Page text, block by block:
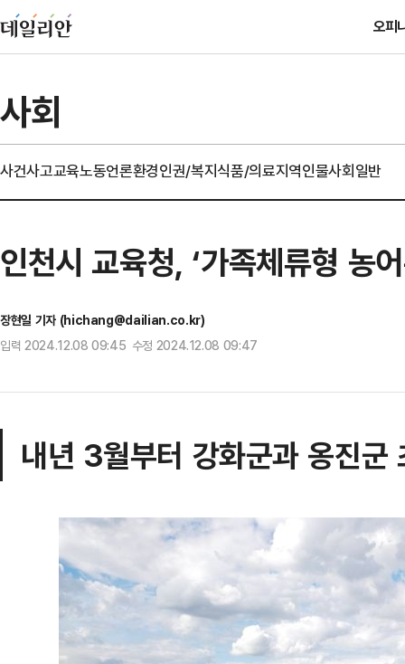
오피
사회
사건사고교육노동언론환경인권/복지식품/의료지역인물사회일반
인천시 교육청, ‘가족체류형 농
장현일 기자 (hichang@dailian.co.kr)
입력 2024.12.08 09:45 수정 2024.12.08 09:47
내년 3월부터 강화군과 옹진군